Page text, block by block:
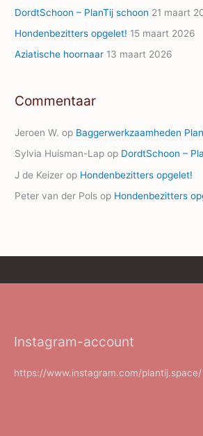
s
DordtSchoon – PlanTij schoon 21 maart
Hondenbezitters opgelet! 15 maart 2026
Aziatische hoornaar 13 maart 2026
Commentaar
Jeroen W. op Baggerwerkzaamheden
Sylvia Huisman-Lap op DordtSchoon –
J de Keizer op Hondenbezitters opgelet!
Peter van der Pols op Hondenbezitters
Instagram-account
https://www.instagram.com/plantij.space/